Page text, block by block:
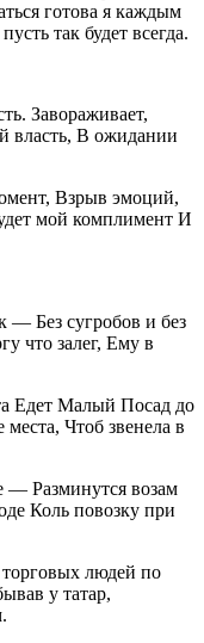
готова я каждым
так будет всегда.
Завораживает,
власть, В ожидании
Взрыв эмоций,
мой комплимент И
— Без сугробов и без
что залег, Ему в
Едет Малый Посад до
места, Чтоб звенела в
— Разминутся возам
Коль повозку при
торговых людей по
у татар,